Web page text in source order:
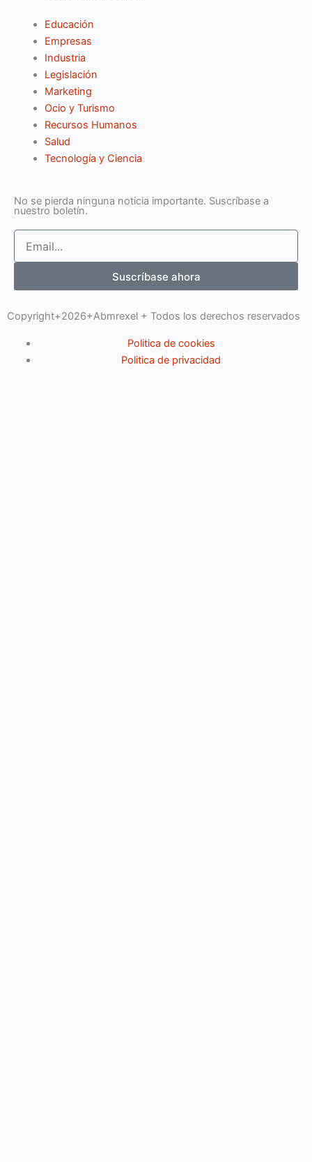
Educación
Empresas
Industria
Legislación
Marketing
Ocio y Turismo
Recursos Humanos
Salud
Tecnología y Ciencia
No se pierda ninguna noticia importante. Suscríbase a
nuestro boletín.
Suscríbase ahora
Copyright+2026+Abmrexel + Todos los derechos reservados
Politica de cookies
Politica de privacidad